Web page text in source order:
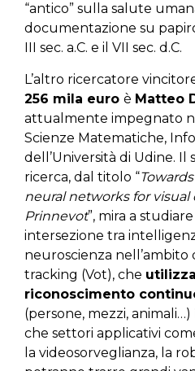
“antico” sulla salute
documentazione su
III sec. a.C. e il VII sec. d.C.
L’altro ricercatore
256 mila euro è Matteo
attualmente impegnato
Scienze Matematiche,
dell’Università di Udine.
ricerca, dal titolo “
neural networks for visual
Prinnevot”, mira a
intersezione tra
neuroscienza nell’ambito
tracking (Vot), che
riconoscimento
(persone, mezzi, animali…)
che settori applicativi
la videosorveglianza, la